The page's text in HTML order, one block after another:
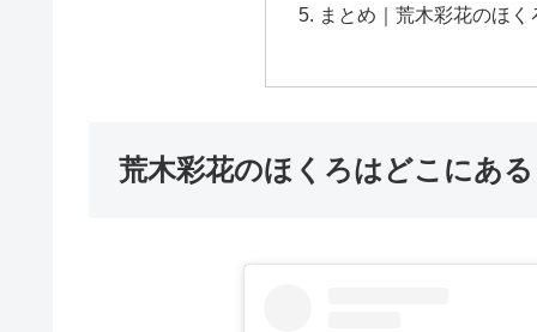
まとめ｜荒木彩花のほ
荒木彩花のほくろはどこにあ